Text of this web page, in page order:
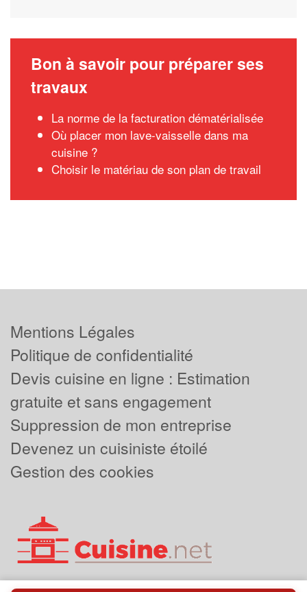
Bon à savoir pour préparer ses
travaux
La norme de la facturation dématérialisée
Où placer mon lave-vaisselle dans ma
cuisine ?
Choisir le matériau de son plan de travail
Mentions Légales
Politique de confidentialité
Devis cuisine en ligne : Estimation
gratuite et sans engagement
Suppression de mon entreprise
Devenez un cuisiniste étoilé
Gestion des cookies